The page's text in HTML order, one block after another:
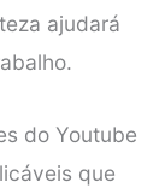
ajudará
do Youtube
que